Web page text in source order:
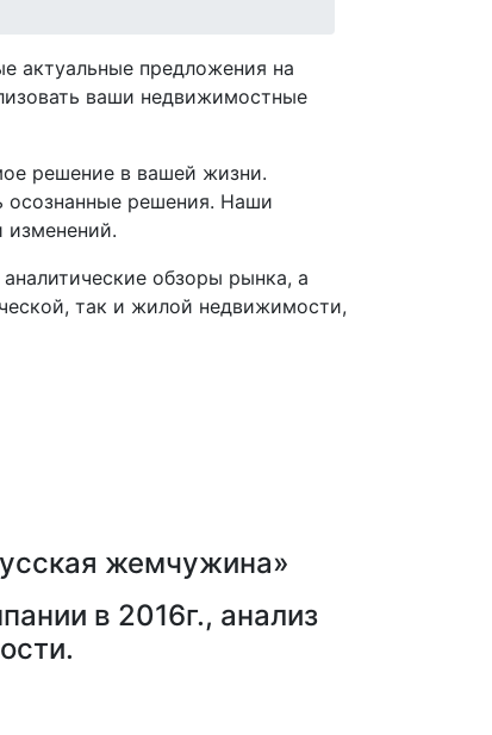
актуальные предложения на
ваши недвижимостные
решение в вашей жизни.
осознанные решения. Наши
изменений.
обзоры рынка, а
так и жилой недвижимости,
жемчужина»
в 2016г., анализ